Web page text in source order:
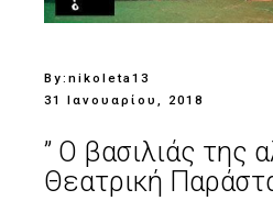
By: nikoleta13
31 Ιανουαρίου, 2018
” Ο βασιλιάς της
Θεατρική